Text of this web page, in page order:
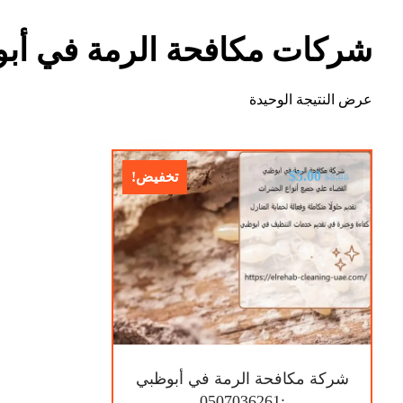
شركات مكافحة الرمة في
عرض النتيجة الوحيدة
تخفيض!
شركة مكافحة الرمة في أبوظبي
$8.00
$5.00